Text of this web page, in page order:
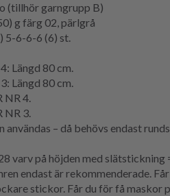
(tillhör garngrupp B)
g färg 02, pärlgrå
5-6-6-6 (6) st.
Längd 80 cm.
Längd 80 cm.
NR 4.
NR 3.
– då behövs endast
varv på höjden med slätstickning
endast är rekommenderade.
stickor. Får du för få maskor